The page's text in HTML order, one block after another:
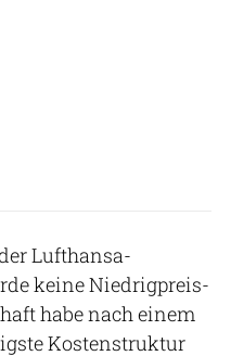
Lufthansa-
keine Niedrigpreis-
habe nach einem
Kostenstruktur